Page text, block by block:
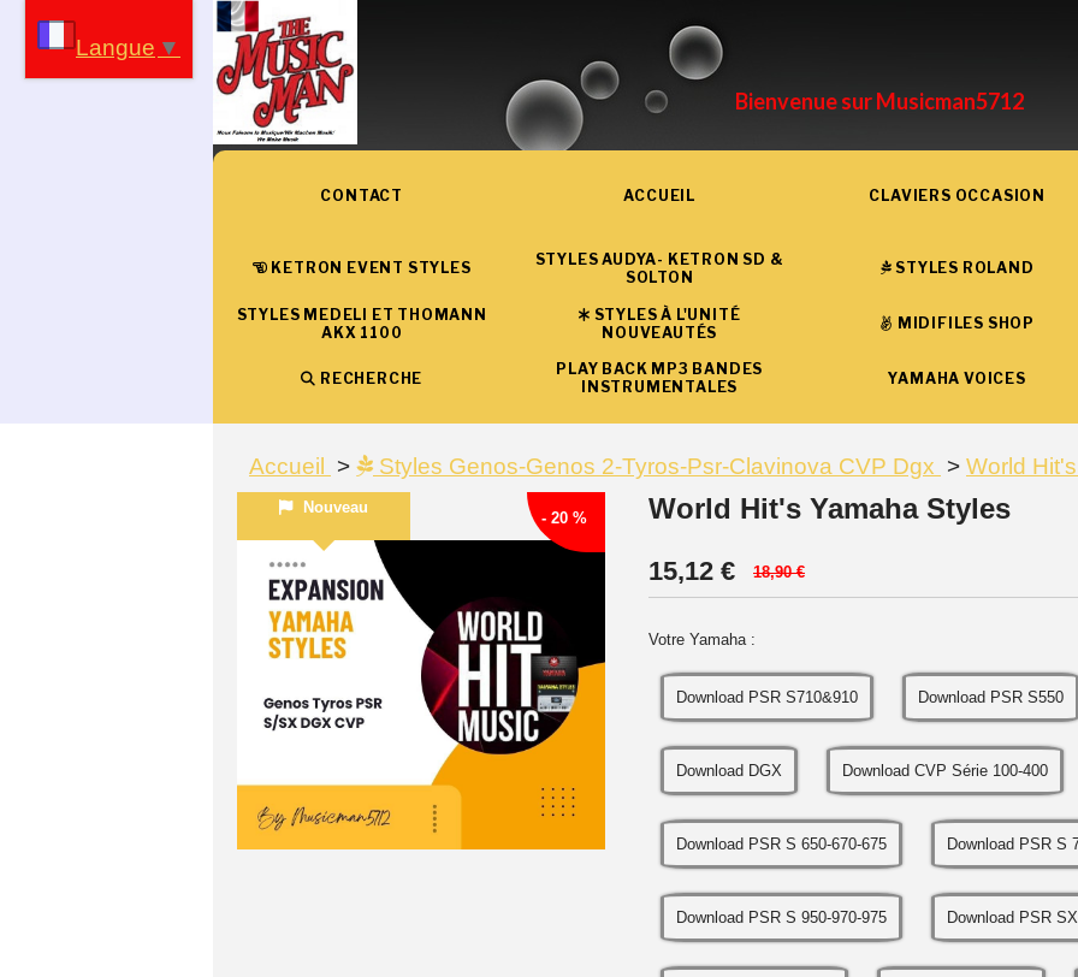
Bienvenue sur Musicman5712
CONTACT ACCUEIL CLAVIERS OCCASION
KETRON EVENT STYLES
STYLES AUDYA- KETRON SD &
SOLTON
STYLES ROLAND
STYLES MEDELI ET THOMANN
AKX 1100
STYLES À L'UNITÉ
NOUVEAUTÉS
MIDIFILES SHOP
RECHERCHE
PLAY BACK MP3 BANDES
INSTRUMENTALES
YAMAHA VOICES
Accueil Styles Genos-Genos 2-Tyros-Psr-Clavinova CVP Dgx World
Nouveau
- 20 % World Hit's Yamaha Styles
15,12 € 18,90 €
Votre Yamaha :
Download PSR S710&910 Download PSR S550
Download DGX Download CVP Série 100-400
Download PSR S 650-670-675 Download PSR S
Download PSR S 950-970-975 Download PSR
Langue ▼
Panneau de gestion des cookies